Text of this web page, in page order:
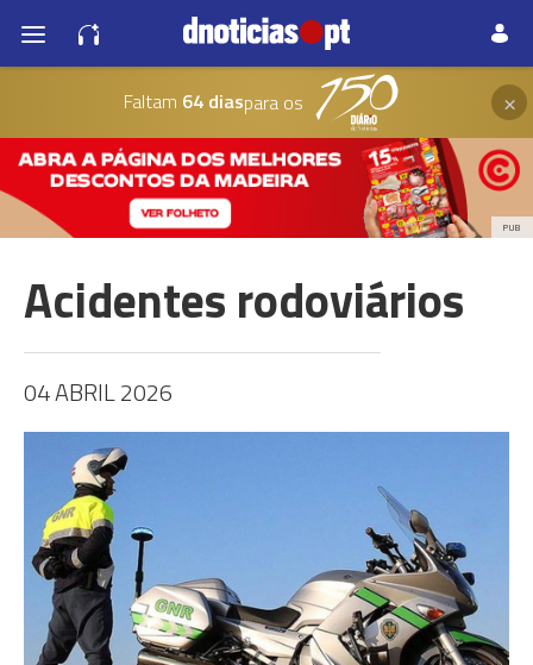
Faltam 64 diaspara os ×
PUB
Acidentes rodoviários
04 ABRIL 2026